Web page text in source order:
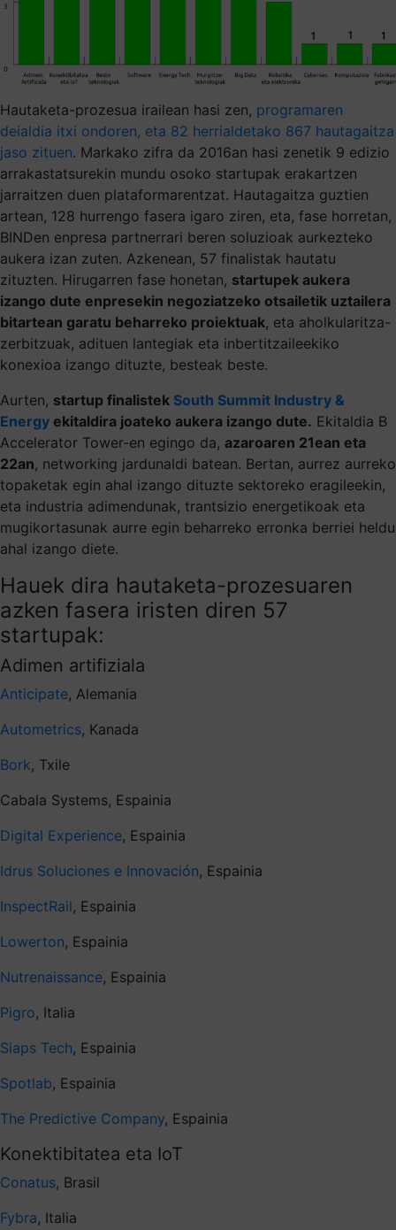
Hautaketa-prozesua irailean hasi zen, programaren
deialdia itxi ondoren, eta 82 herrialdetako 867 hautagaitza
jaso zituen. Markako zifra da 2016an hasi zenetik 9 edizio
arrakastatsurekin mundu osoko startupak erakartzen
jarraitzen duen plataformarentzat. Hautagaitza guztien
artean, 128 hurrengo fasera igaro ziren, eta, fase horretan,
BINDen enpresa partnerrari beren soluzioak aurkezteko
aukera izan zuten. Azkenean, 57 finalistak hautatu
zituzten. Hirugarren fase honetan, startupek aukera
izango dute enpresekin negoziatzeko otsailetik uztailera
bitartean garatu beharreko proiektuak, eta aholkularitza-
zerbitzuak, adituen lantegiak eta inbertitzaileekiko
konexioa izango dituzte, besteak beste.
Aurten, startup finalistek South Summit Industry &
Energy ekitaldira joateko aukera izango dute. Ekitaldia B
Accelerator Tower-en egingo da, azaroaren 21ean eta
22an, networking jardunaldi batean. Bertan, aurrez aurreko
topaketak egin ahal izango dituzte sektoreko eragileekin,
eta industria adimendunak, trantsizio energetikoak eta
mugikortasunak aurre egin beharreko erronka berriei heldu
ahal izango diete.
Hauek dira hautaketa-prozesuaren
azken fasera iristen diren 57
startupak:
Adimen artifiziala
Anticipate, Alemania
Autometrics, Kanada
Bork, Txile
Cabala Systems, Espainia
Digital Experience, Espainia
Idrus Soluciones e Innovación, Espainia
InspectRail, Espainia
Lowerton, Espainia
Nutrenaissance, Espainia
Pigro, Italia
Siaps Tech, Espainia
Spotlab, Espainia
The Predictive Company, Espainia
Konektibitatea eta IoT
Conatus, Brasil
Fybra, Italia